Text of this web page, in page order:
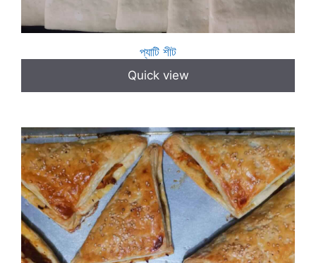
প্যাটি শীট
Quick view